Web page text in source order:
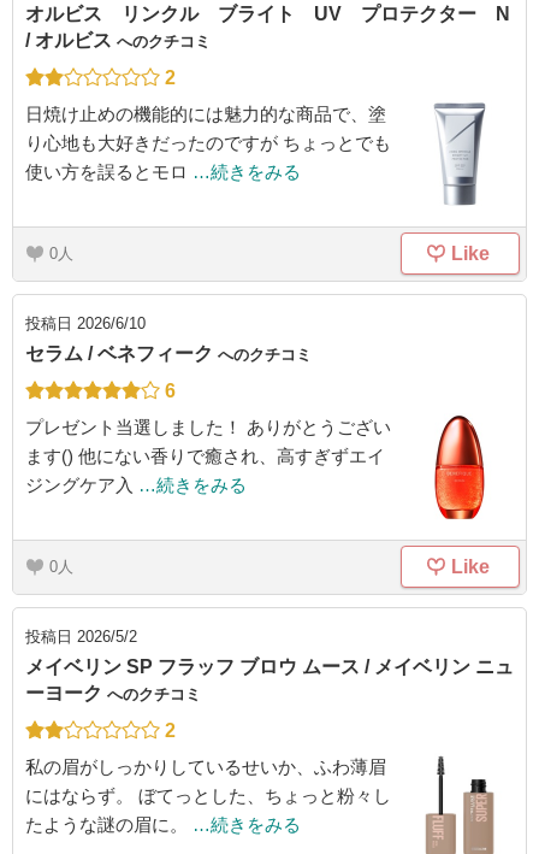
オルビス リンクル ブライト UV プロテクター N
/ オルビス へのクチコミ
2
日焼け止めの機能的には魅力的な商品で、塗
り心地も大好きだったのですが ちょっとでも
使い方を誤るとモロ …続きをみる
0 Like
投稿日 2026/6/10
セラム / ベネフィーク へのクチコミ
6
プレゼント当選しました！ ありがとうござい
ます() 他にない香りで癒され、高すぎずエイ
ジングケア入 …続きをみる
0 Like
投稿日 2026/5/2
メイベリン SP フラッフ ブロウ ムース / メイベリン ニュ
ーヨーク へのクチコミ
2
私の眉がしっかりしているせいか、ふわ薄眉
にはならず。 ぼてっとした、ちょっと粉々し
たような謎の眉に。
…続きをみる